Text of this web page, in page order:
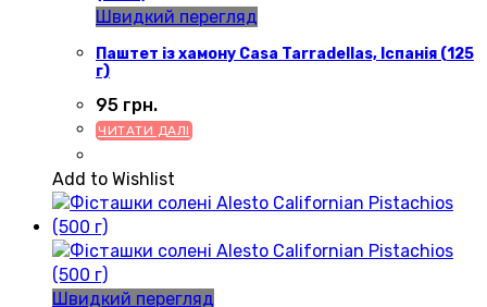
Швидкий перегляд
Паштет із хамону Casa Tarradellas, Іспанія (125
г)
95 грн.
ЧИТАТИ ДАЛІ
Add to Wishlist
Швидкий перегляд